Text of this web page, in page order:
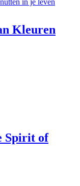
Kleuren
Spirit of